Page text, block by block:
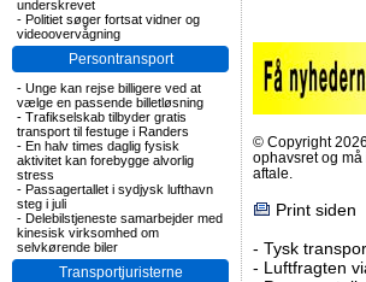
underskrevet
- Politiet søger fortsat vidner og
videoovervågning
Persontransport
- Unge kan rejse billigere ved at
vælge en passende billetløsning
- Trafikselskab tilbyder gratis
transport til festuge i Randers
- En halv times daglig fysisk
aktivitet kan forebygge alvorlig
stress
- Passagertallet i sydjysk lufthavn
steg i juli
- Delebilstjeneste samarbejder med
kinesisk virksomhed om
selvkørende biler
Transportjuristerne
© Copyright
ophavsret og
aftale.
Print siden
- Tysk
- Luftfragten